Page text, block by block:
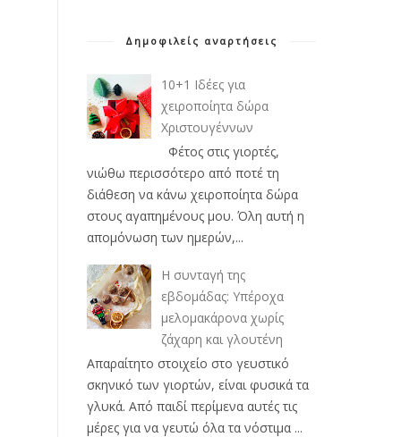
Δημοφιλείς αναρτήσεις
10+1 Ιδέες για
χειροποίητα δώρα
Χριστουγέννων
Φέτος στις γιορτές,
νιώθω περισσότερο από ποτέ τη
διάθεση να κάνω χειροποίητα δώρα
στους αγαπημένους μου. Όλη αυτή η
απομόνωση των ημερών,...
Η συνταγή της
εβδομάδας: Υπέροχα
μελομακάρονα χωρίς
ζάχαρη και γλουτένη
Απαραίτητο στοιχείο στο γευστικό
σκηνικό των γιορτών, είναι φυσικά τα
γλυκά. Από παιδί περίμενα αυτές τις
μέρες για να γευτώ όλα τα νόστιμα ...